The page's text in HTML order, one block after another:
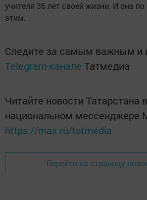
учителя 36 лет своей жизни. И она по
этим.
Следите за самым важным и
Telegram-канале Татмедиа
Читайте новости Татарстана в
национальном мессенджере
https://max.ru/tatmedia
Перейти на страницу